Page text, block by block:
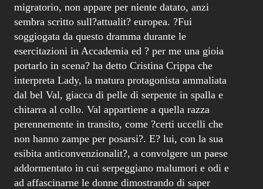
migratorio, non appare per niente datato, anzi
sembra scritto sull?attualit? europea. ?Fui
soggiogata da questo dramma durante le
esercitazioni in Accademia ed ? per me una gioia
portarlo in scena? ha detto Cristina Crippa che
interpreta Lady, la matura protagonista ammaliata
dal bel Val, giacca di pelle di serpente in spalla e
chitarra al collo. Val appartiene a quella razza
perennemente in transito, come ?certi uccelli che
non hanno zampe per posarsi?. E? lui, con la sua
esibita anticonvenzionalit?, a convolgere un paese
addormentato in cui serpeggiano malumori e odi e
ad affascinarne le donne dimostrando di saper